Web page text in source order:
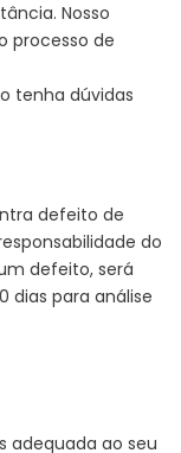
Nosso
processo de
tenha dúvidas
defeito de
do
defeito, será
dias para análise
adequada ao seu